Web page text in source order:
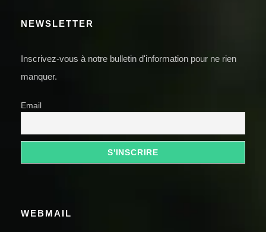
NEWSLETTER
Inscrivez-vous à notre bulletin d'information pour ne rien
manquer.
Email
WEBMAIL